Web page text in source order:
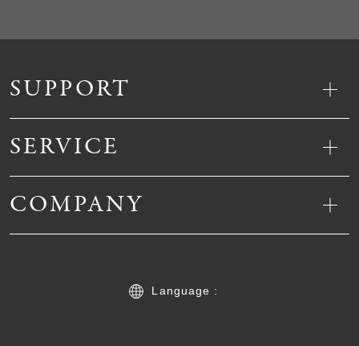
SUPPORT
SERVICE
COMPANY
Language :